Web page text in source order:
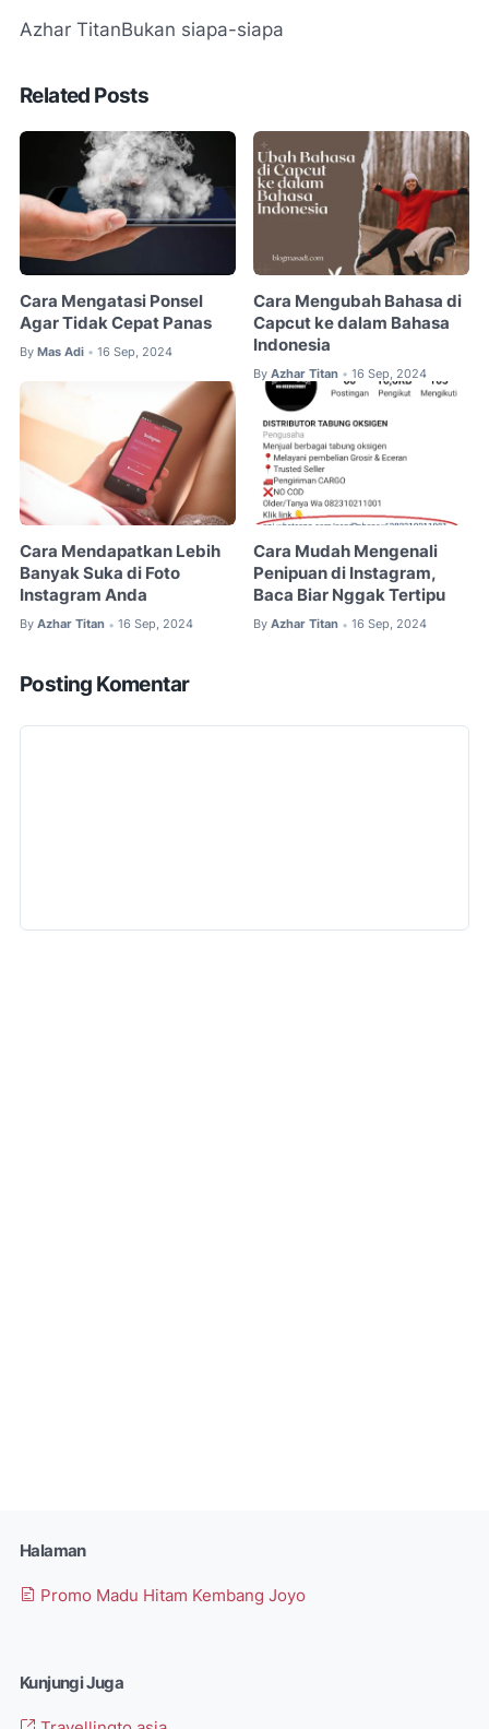
Azhar TitanBukan siapa-siapa
Related Posts
Cara Mengatasi Ponsel
Agar Tidak Cepat Panas
By Mas Adi • 16 Sep, 2024
Cara Mengubah Bahasa di
Capcut ke dalam Bahasa
Indonesia
By Azhar Titan • 16 Sep, 2024
Cara Mendapatkan Lebih
Banyak Suka di Foto
Instagram Anda
By Azhar Titan • 16 Sep, 2024
Cara Mudah Mengenali
Penipuan di Instagram,
Baca Biar Nggak Tertipu
By Azhar Titan • 16 Sep, 2024
Posting Komentar
Halaman
Promo Madu Hitam Kembang Joyo
Kunjungi Juga